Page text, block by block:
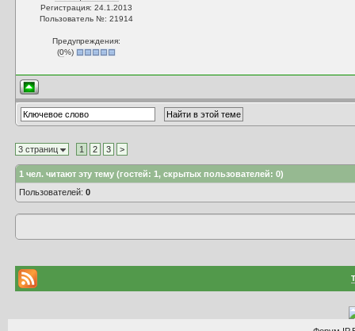
Регистрация: 24.1.2013
Пользователь №: 21914
Предупреждения:
(0%)
3 страниц 1 2 3 >
1 чел. читают эту тему (гостей: 1, скрытых пользователей: 0)
Пользователей:0